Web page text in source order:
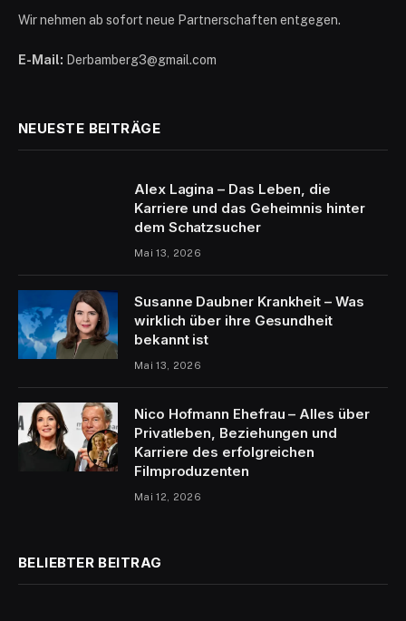
Wir nehmen ab sofort neue Partnerschaften entgegen.
E-Mail: Derbamberg3@gmail.com
NEUESTE BEITRÄGE
Alex Lagina – Das Leben, die
Karriere und das Geheimnis hinter
dem Schatzsucher
Mai 13, 2026
Susanne Daubner Krankheit – Was
wirklich über ihre Gesundheit
bekannt ist
Mai 13, 2026
Nico Hofmann Ehefrau – Alles über
Privatleben, Beziehungen und
Karriere des erfolgreichen
Filmproduzenten
Mai 12, 2026
BELIEBTER BEITRAG